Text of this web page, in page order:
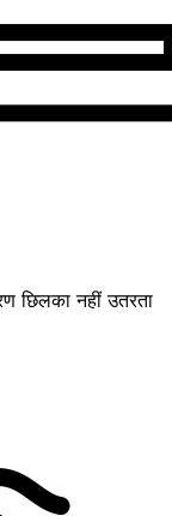
छिलका नहीं उतरता